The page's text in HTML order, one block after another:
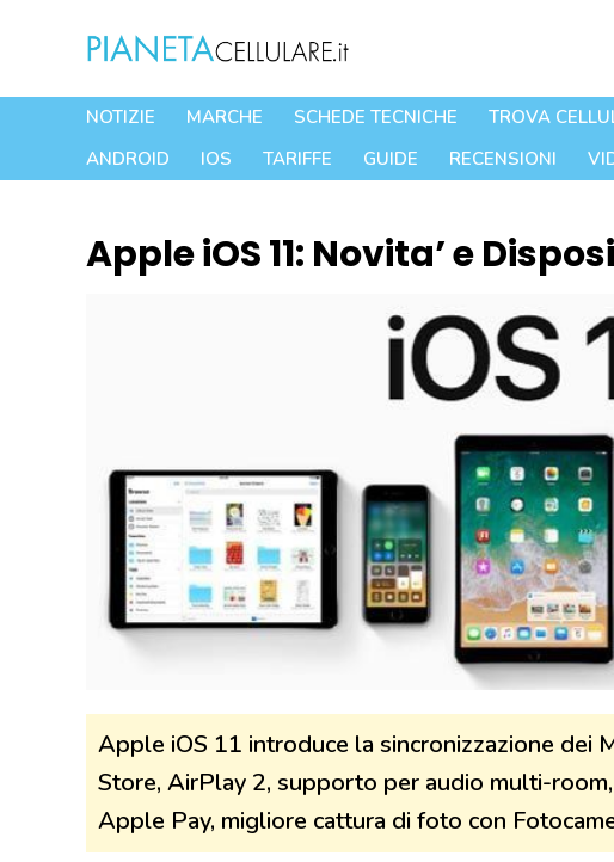
contenuto
NOTIZIE MARCHE SCHEDE TECNICHE TROVA
ANDROID
IOS TARIFFE GUIDE RECENSIONI
Apple iOS 11: Novita’ e
Apple iOS 11 introduce la sincronizzazione dei
Store, AirPlay 2, supporto per audio multi-
Apple Pay, migliore cattura di foto con